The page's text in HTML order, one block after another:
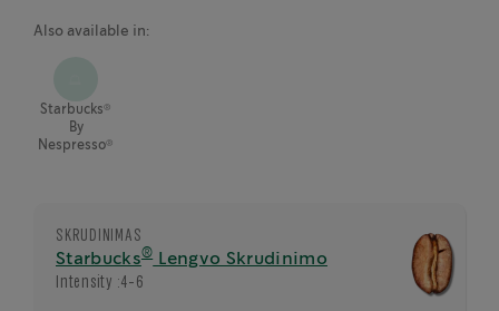
Also available in:
Starbucks®
By
Nespresso®
SKRUDINIMAS
Starbucks®Lengvo Skrudinimo
Intensity :4-6